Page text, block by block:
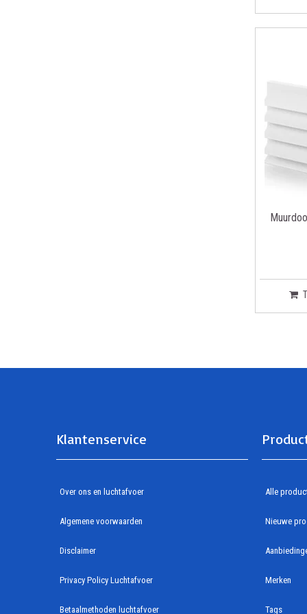
Klantenservice
Over ons en luchtafvoer
Algemene voorwaarden
Disclaimer
Privacy Policy Luchtafvoer
Betaalmethoden luchtafvoer
Alle
Nieuwe
Merken
Tags